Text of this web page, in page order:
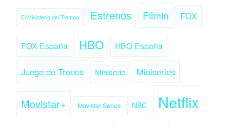
El Ministerio del Tiempo Estrenos Filmin FOX
FOX España HBO HBO España
Juego de Tronos Miniserie Miniseries
Movistar+ Movistar Series NBC Netflix